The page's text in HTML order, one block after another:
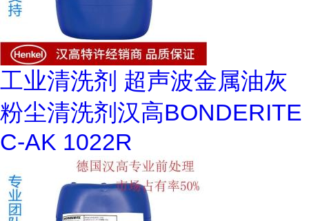
工业清洗剂 超声波金属油灰
粉尘清洗剂汉高BONDERITE
C-AK 1022R